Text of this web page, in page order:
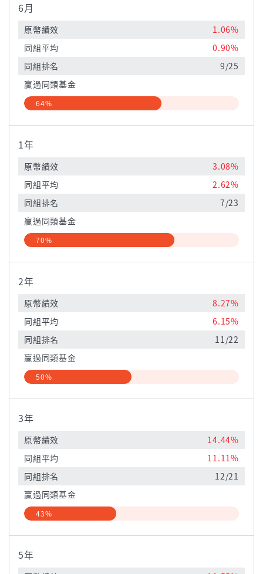
6月
原幣績效
1.06%
同組平均
0.90%
同組排名
9/25
贏過同類基金
64%
1年
原幣績效
3.08%
同組平均
2.62%
同組排名
7/23
贏過同類基金
70%
2年
原幣績效
8.27%
同組平均
6.15%
同組排名
11/22
贏過同類基金
50%
3年
原幣績效
14.44%
同組平均
11.11%
同組排名
12/21
贏過同類基金
43%
5年